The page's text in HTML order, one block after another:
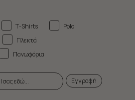
T-Shirts
Polo
Πλεκτά
Πανωφόρια
Εγγραφή